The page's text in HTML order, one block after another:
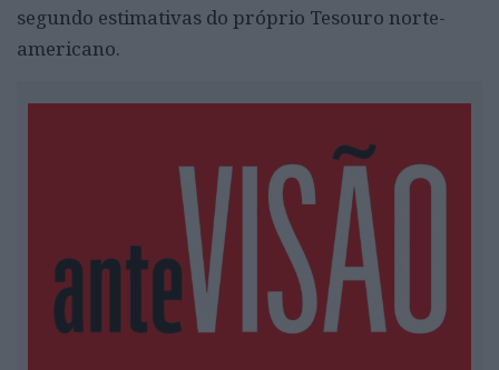
segundo estimativas do próprio Tesouro norte-
americano.